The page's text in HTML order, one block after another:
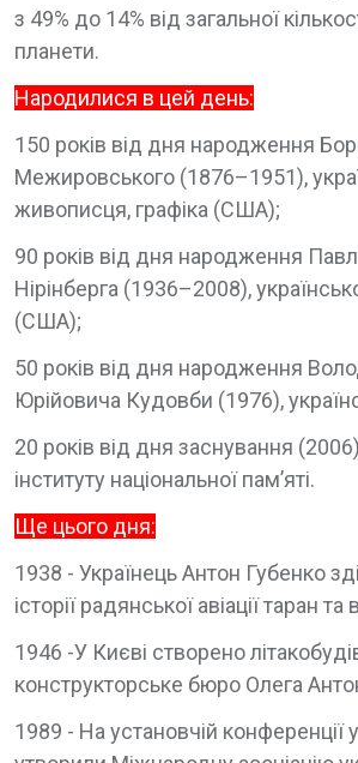
з 49% до 14% від загальної
планети.
Народилися в цей день:
150 років від дня народження
Межировського (1876–1951),
живописця, графіка (США);
90 років від дня народження
Нірінберга (1936–2008),
(США);
50 років від дня народження
Юрійовича Кудовби (1976),
20 років від дня заснування
інституту національної пам’яті.
Ще цього дня:
1938 - Українець Антон Губенко
історії радянської авіації таран та
1946 -У Києві створено
конструкторське бюро Олега
1989 - На установчій конференції